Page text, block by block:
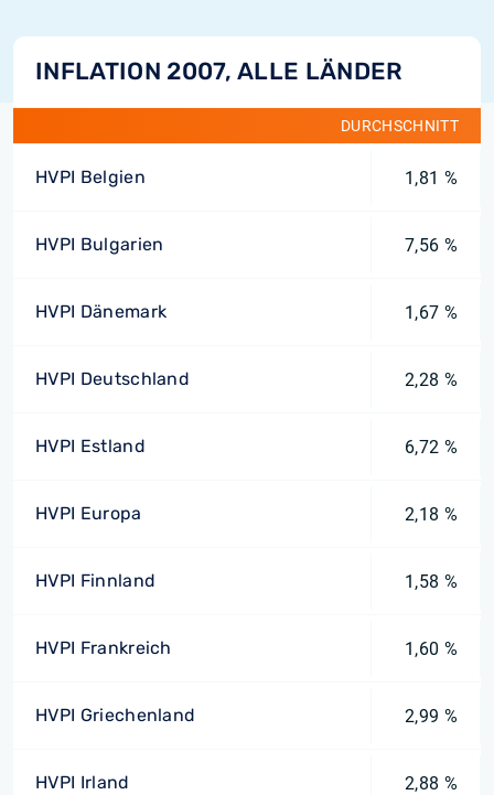
INFLATION 2007, ALLE LÄNDER
DURCHSCHNITT
HVPI Belgien 1,81 %
HVPI Bulgarien 7,56 %
HVPI Dänemark 1,67 %
HVPI Deutschland 2,28 %
HVPI Estland 6,72 %
HVPI Europa 2,18 %
HVPI Finnland 1,58 %
HVPI Frankreich 1,60 %
HVPI Griechenland 2,99 %
HVPI Irland 2,88 %